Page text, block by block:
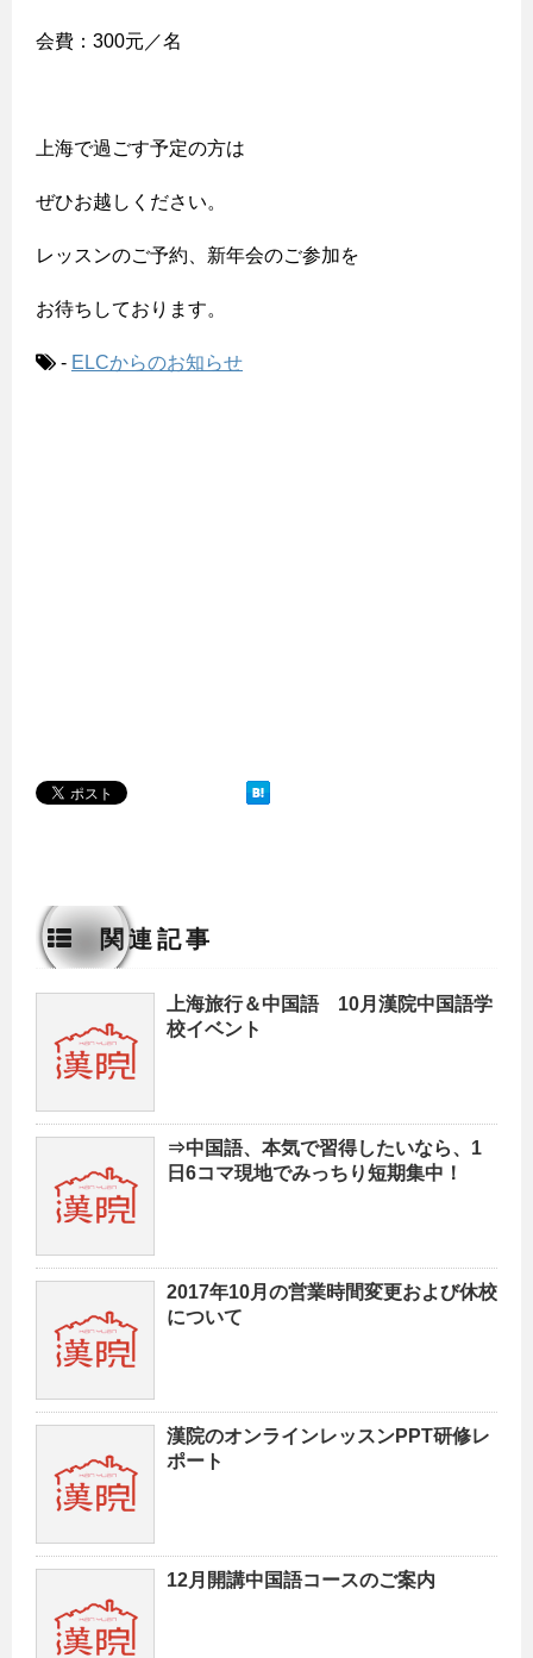
会費：300元／名
上海で過ごす予定の方は
ぜひお越しください。
レッスンのご予約、新年会のご参加を
お待ちしております。
- ELCからのお知らせ
関連記事
上海旅行＆中国語 10月漢院中国語学
校イベント
⇒中国語、本気で習得したいなら、1
日6コマ現地でみっちり短期集中！
2017年10月の営業時間変更および休校
について
漢院のオンラインレッスンPPT研修レ
ポート
12月開講中国語コースのご案内